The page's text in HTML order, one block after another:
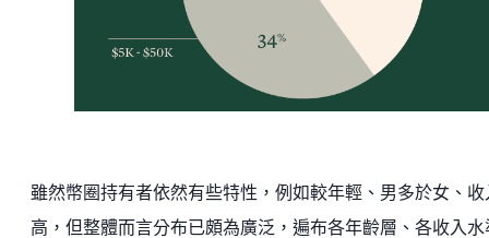
雖然幣圈持有者依然有些特性，例如較年輕、男多於女、收
高，但整體而言分布已頗為廣泛，遍布各年齡層、各收入水